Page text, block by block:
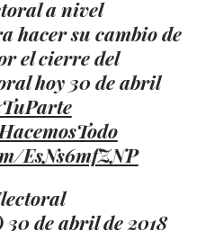
a nivel
hacer su cambio de
el cierre del
hoy 30 de abril
EsNs6mfZNP
30 de abril de 2018